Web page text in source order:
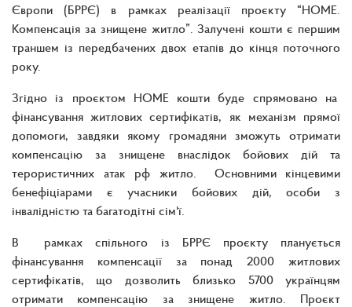
Європи (БРРЄ) в рамках реалізації проєкту “HOME.
Компенсація за знищене житло”. Залучені кошти є першим
траншем із передбачених двох етапів до кінця поточного
року.
Згідно із проєктом HOME кошти буде спрямовано на
фінансування житлових сертифікатів, як механізм прямої
допомоги, завдяки якому громадяни зможуть отримати
компенсацію за знищене внаслідок бойових дій та
терористичних атак рф житло. Основними кінцевими
бенефіціарами є учасники бойових дій, особи з
інвалідністю та багатодітні сім'ї.
В рамках спільного із БРРЄ проєкту планується
фінансування компенсації за понад 2000 житлових
сертифікатів, що дозволить близько 5700 українцям
отримати компенсацію за знищене житло. Проєкт